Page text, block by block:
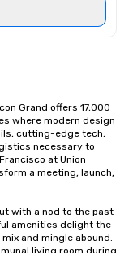
Grand offers 17,000
where modern design
cutting-edge tech,
necessary to
at Union
a meeting, launch,
with a nod to the past
amenities delight the
and mingle abound.
living room during